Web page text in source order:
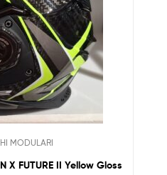
MODULARI
X FUTURE II Yellow Gloss